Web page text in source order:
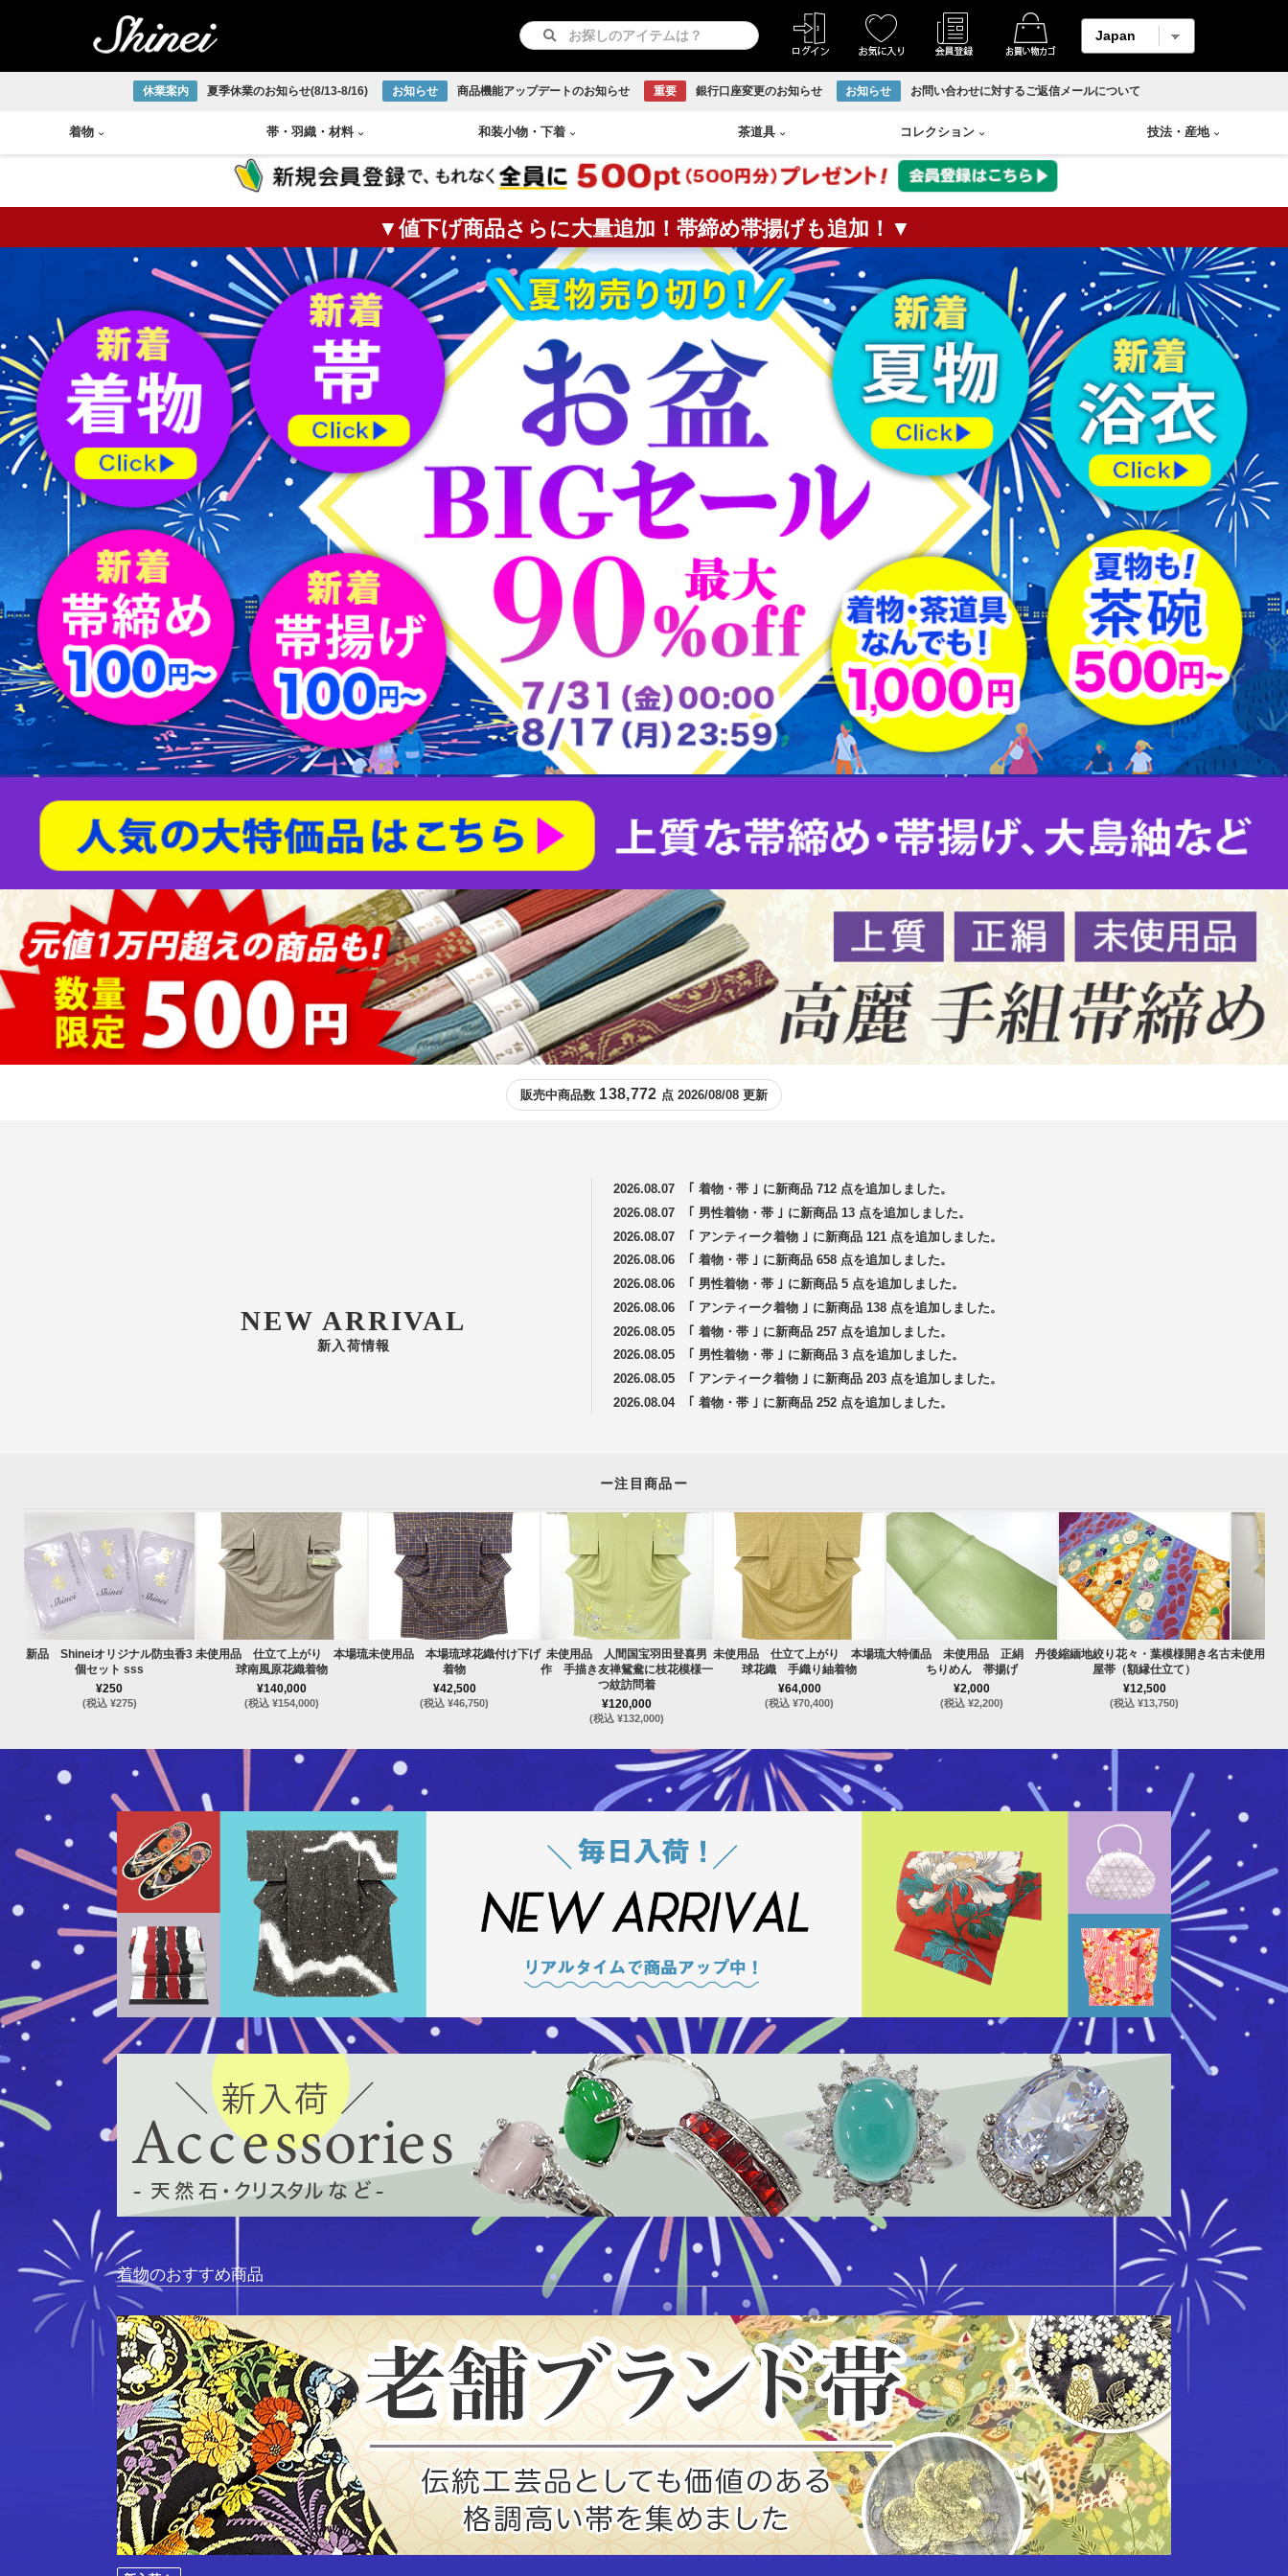
休業案内 夏季休業のお知らせ(8/13-8/16) お知らせ 商品機能アップデートのお知らせ 重要 銀行口座変更のお知らせ お知らせ お問い合わせに対するご返信メールについて
着物
小紋着物 紬着物
色無地着物 大正ロマン着物
浴衣
紋つき色無地 付け下げ
留袖
リサイクル振袖・打掛
着物 羽織
男物帯 長襦袢
アンサンブル
羽織紐 下駄
足袋 その他
帯 ・ 羽織 ・ 材料
アンティーク半幅帯 アンティーク袋帯
アンティーク名古屋帯 アンティーク丸帯
新品/リサイクル半幅帯 新品/リサイクル袋帯
新品/リサイクル名古屋帯 新品/リサイクル丸帯
男物帯
リサイクル羽織 リサイクル道行コート
リサイクル道中着 リサイクル雨コート
大正ロマン羽織
縮緬・錦紗 柄メイン生地
紬生地 麻生地
材料用反物 材料用洗い張り
はぎれ
和装小物 ・ 下着
帯締め 帯揚げ
半衿 伊達締め
草履 下駄
バッグ 足袋
ショール 扇子
櫛・かんざし
アクセサリー
長襦袢 和装下着 リサイクル反物 ホームコート
茶道具
茶碗 火入
莨盆
茶箱
花台
皆具
釜
風炉
炉釜
炉縁
棚
屏風
水指
薄茶器
茶入
杓
縁高
菓子器
建水
蓋置
炭道具
敷板
袱紗
急須 鉄瓶
茶托
香炉 香合
香盆 花瓶
壷
コレクション
掛軸 書画
中国画
天然石/パワーストーン
Baccarat Swarovski
WEDGWOOD
技法 ・ 産地
琉球織物 宮古上布
大島紬 結城紬
本場正藍泥染 ひげ紬
節紬 80/100亀甲
綴れ 友禅(手描き／金彩)
型染 すくい織
相良刺繍 汕頭蘇州刺繍
螺鈿 京紅型
古伊万里焼 伊賀焼 古曽部焼
虫明焼 赤膚焼
丹波焼
京焼 九谷焼
出石焼
平戸焼
志野焼
有田焼
朝日焼 楽山焼
瀬戸焼
益子焼
相馬焼
砥部焼
粟田焼 紀州焼
織部焼
薩摩焼
赤膚山焼 鍋島焼
阿漕焼
高取焼
尾戸焼 布志名焼 無名異焼
輪島塗り 山中塗り
漆塗り 蒔絵
朱漆塗
▼値下げ商品さらに大量追加！帯締め帯揚げも追加！▼
販売中商品数 138,772 点 2026/08/08 更新
NEW ARRIVAL
新入荷情報
2026.08.07
｢ 着物・帯 ｣ に新商品 712 点を追加しました。
2026.08.07
｢ 男性着物・帯 ｣ に新商品 13 点を追加しました。
2026.08.07
｢ アンティーク着物 ｣ に新商品 121 点を追加しました。
2026.08.06
｢ 着物・帯 ｣ に新商品 658 点を追加しました。
2026.08.06
｢ 男性着物・帯 ｣ に新商品 5 点を追加しました。
2026.08.06
｢ アンティーク着物 ｣ に新商品 138 点を追加しました。
2026.08.05
｢ 着物・帯 ｣ に新商品 257 点を追加しました。
2026.08.05
｢ 男性着物・帯 ｣ に新商品 3 点を追加しました。
2026.08.05
｢ アンティーク着物 ｣ に新商品 203 点を追加しました。
2026.08.04
｢ 着物・帯 ｣ に新商品 252 点を追加しました。
ー注目商品ー
新品 Shineiオリジナル防虫香3
個セット sss
¥250
(税込 ¥275)
未使用品 仕立て上がり 本場琉
球南風原花織着物
¥140,000
(税込 ¥154,000)
未使用品 本場琉球花織付け下げ
着物
¥42,500
(税込 ¥46,750)
未使用品 人間国宝羽田登喜男
作 手描き友禅鴛鴦に枝花模様一
つ紋訪問着
¥120,000
(税込 ¥132,000)
未使用品 仕立て上がり 本場琉
球花織 手織り紬着物
¥64,000
(税込 ¥70,400)
大特価品 未使用品 正絹 丹後
ちりめん 帯揚げ
¥2,000
(税込 ¥2,200)
縮緬地絞り花々・葉模様開き名古
屋帯（額縁仕立て）
¥12,500
(税込 ¥13,750)
未使用品
着物のおすすめ商品